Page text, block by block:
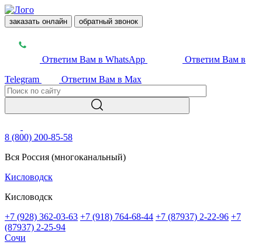
заказать онлайн обратный звонок
Ответим Вам в WhatsApp
Ответим Вам в
Telegram
Ответим Вам в Max
8 (800) 200-85-58
Вся Россия (многоканальный)
Кисловодск
Кисловодск
+7 (928) 362-03-63 +7 (918) 764-68-44 +7 (87937) 2-22-96 +7
(87937) 2-25-94
Сочи